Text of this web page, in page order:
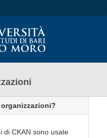
di CKAN sono usate